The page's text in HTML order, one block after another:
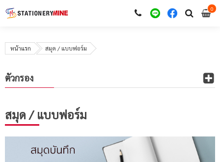
00
หน้าแรก สมุด / แบบฟอร์ม
สมุด / แบบฟอร์ม
ตัวกรอง